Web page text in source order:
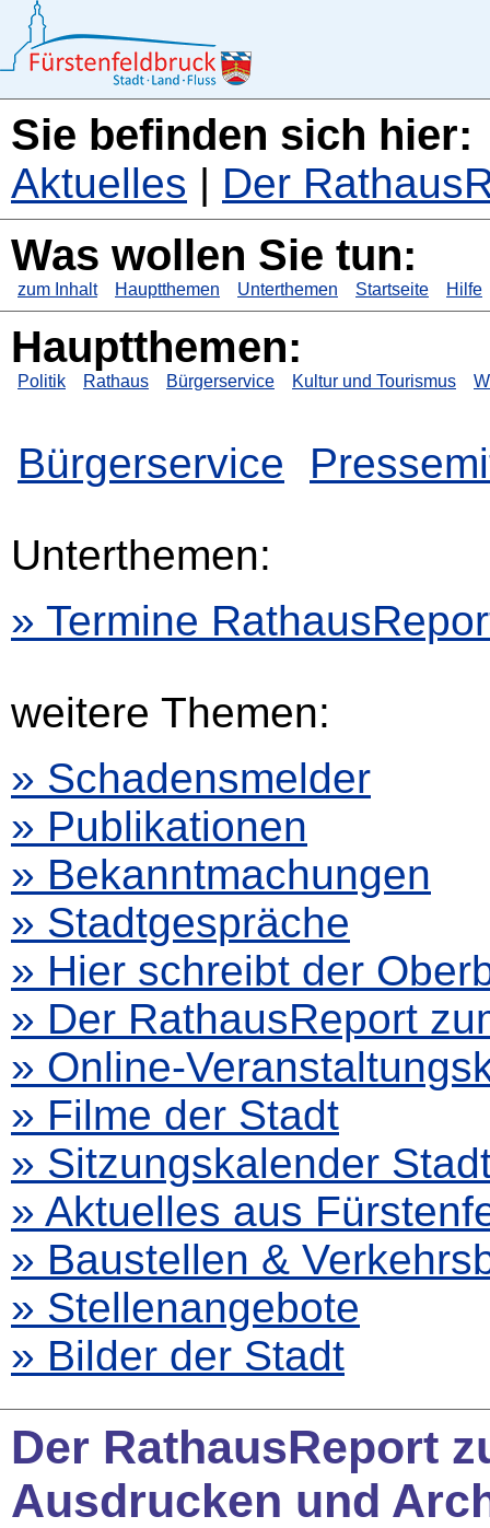
Sie befinden sich hier:
Aktuelles | Der
Was wollen Sie tun:
zum Inhalt Hauptthemen Unterthemen Startseite Hilfe
Hauptthemen:
Politik Rathaus Bürgerservice Kultur und Tourismus
Bürgerservice
Unterthemen:
» Termine
weitere Themen:
» Schadensmelder
» Publikationen
» Bekanntmachungen
» Stadtgespräche
» Hier schreibt der
» Der RathausReport
» Online-
» Filme der Stadt
» Sitzungskalender
» Aktuelles aus
» Baustellen &
» Stellenangebote
» Bilder der Stadt
Der RathausReport
Ausdrucken und